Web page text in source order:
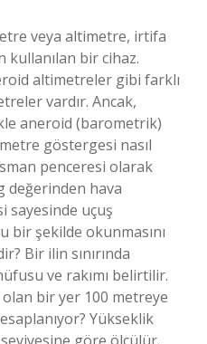
veya altimetre, irtifa
kullanılan bir cihaz.
altimetreler gibi farklı
vardır. Ancak,
aneroid (barometrik)
göstergesi nasıl
penceresi olarak
değerinden hava
sayesinde uçuş
bir şekilde okunmasını
Bir ilin sınırında
ve rakımı belirtilir.
olan bir yer 100 metreye
Yükseklik